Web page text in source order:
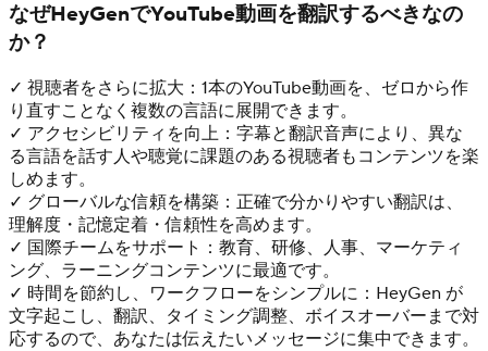
なぜHeyGenでYouTube動画を翻訳するべきなの
か？
✓ 視聴者をさらに拡大：1本のYouTube動画を、ゼロから作
り直すことなく複数の言語に展開できます。
✓ アクセシビリティを向上：字幕と翻訳音声により、異な
る言語を話す人や聴覚に課題のある視聴者もコンテンツを楽
しめます。
✓ グローバルな信頼を構築：正確で分かりやすい翻訳は、
理解度・記憶定着・信頼性を高めます。
✓ 国際チームをサポート：教育、研修、人事、マーケティ
ング、ラーニングコンテンツに最適です。
✓ 時間を節約し、ワークフローをシンプルに：HeyGen が
文字起こし、翻訳、タイミング調整、ボイスオーバーまで対
応するので、あなたは伝えたいメッセージに集中できます。